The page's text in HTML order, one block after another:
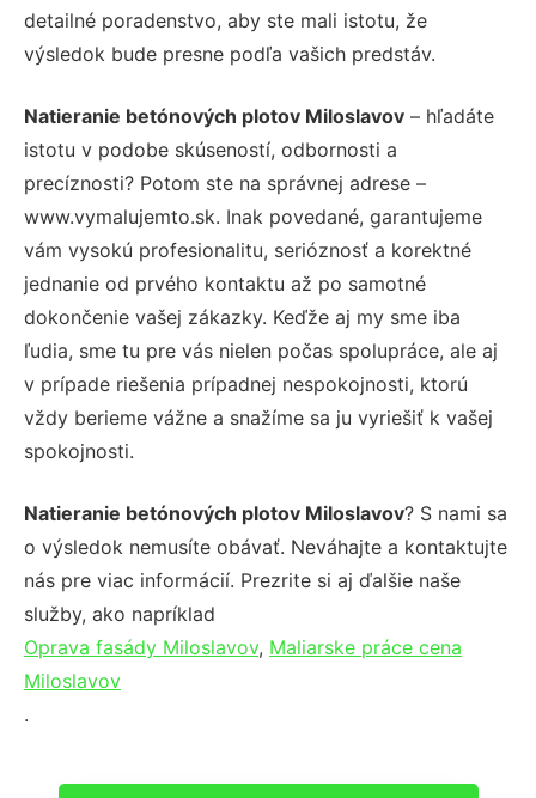
detailné poradenstvo, aby ste mali istotu, že
výsledok bude presne podľa vašich predstáv.
Natieranie betónových plotov Miloslavov – hľadáte
istotu v podobe skúseností, odbornosti a
precíznosti? Potom ste na správnej adrese –
www.vymalujemto.sk. Inak povedané, garantujeme
vám vysokú profesionalitu, serióznosť a korektné
jednanie od prvého kontaktu až po samotné
dokončenie vašej zákazky. Keďže aj my sme iba
ľudia, sme tu pre vás nielen počas spolupráce, ale aj
v prípade riešenia prípadnej nespokojnosti, ktorú
vždy berieme vážne a snažíme sa ju vyriešiť k vašej
spokojnosti.
Natieranie betónových plotov Miloslavov? S nami sa
o výsledok nemusíte obávať. Neváhajte a kontaktujte
nás pre viac informácií. Prezrite si aj ďalšie naše
služby, ako napríklad
Oprava fasády Miloslavov, Maliarske práce cena
Miloslavov
.